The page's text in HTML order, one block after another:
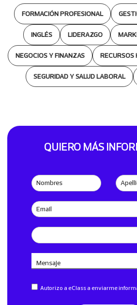
FORMACIÓN PROFESIONAL
INGLÉS LIDERAZGO
NEGOCIOS Y FINANZAS RECURSOS
SEGURIDAD Y SALUD LABORAL
QUIERO MÁS
Nombres
Email
Mensaje
Autorizo a eClass a enviarme